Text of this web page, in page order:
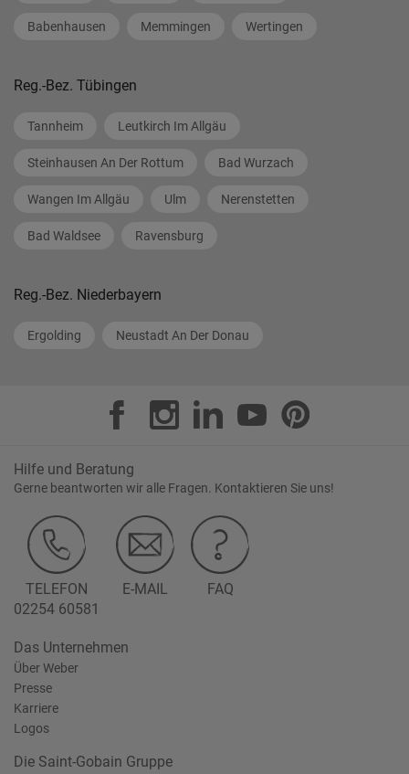
Babenhausen Memmingen Wertingen
Reg.-Bez. Tübingen
Tannheim Leutkirch Im Allgäu
Steinhausen An Der Rottum Bad Wurzach
Wangen Im Allgäu Ulm Nerenstetten
Bad Waldsee Ravensburg
Reg.-Bez. Niederbayern
Ergolding Neustadt An Der Donau
Hilfe und Beratung
Gerne beantworten wir alle Fragen. Kontaktieren Sie uns!
TELEFON
02254 60581
E-MAIL FAQ
Das Unternehmen
Über Weber
Presse
Karriere
Logos
Die Saint-Gobain Gruppe